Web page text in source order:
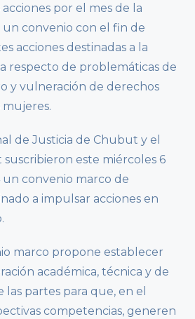
por el mes de la
un convenio con el fin de
acciones destinadas a la
respecto de problemáticas de
y vulneración de derechos
mujeres.
de Justicia de Chubut y el
este miércoles 6
convenio marco de
a impulsar acciones en
marco propone establecer
académica, técnica y de
partes para que, en el
competencias, generen